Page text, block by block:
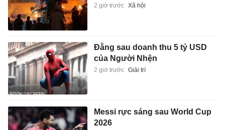
2 giờ trước Xã hội
Đằng sau doanh thu 5 tỷ USD
của Người Nhện
2 giờ trước Giải trí
Messi rực sáng sau World Cup
2026